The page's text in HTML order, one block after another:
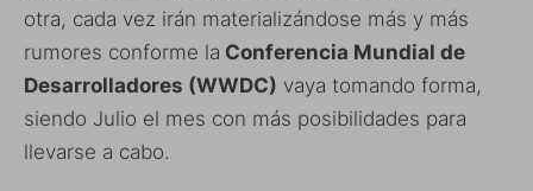
otra, cada vez irán materializándose más y más
rumores conforme la Conferencia Mundial de
Desarrolladores (WWDC) vaya tomando forma,
siendo Julio el mes con más posibilidades para
llevarse a cabo.